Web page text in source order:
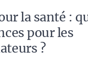
la santé :
pour les
?